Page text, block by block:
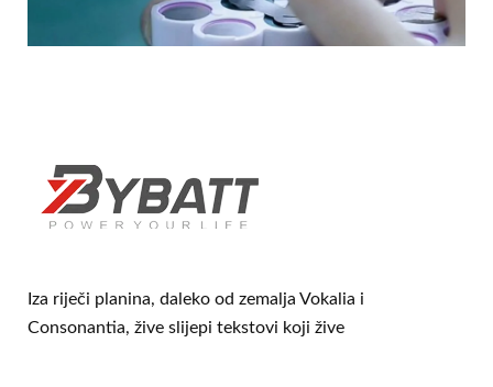
Iza riječi planina, daleko od zemalja Vokalia i
Consonantia, žive slijepi tekstovi koji žive